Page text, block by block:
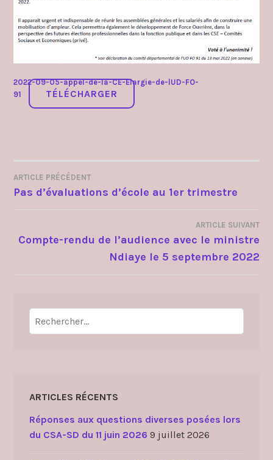
2022-09-05-appel-de-la-CE-Elargie-de-lUD-FO-
91
TÉLÉCHARGER
NAVIGATION
L’ARTICLE
ARTICLE PRÉCÉDENT
Pas d’évaluations d’école au 1er trimestre
ARTICLE SUIVANT
Compte-rendu de l’audience avec le ministre
Ndiaye le 5 septembre 2022
Rechercher :
ARTICLES RÉCENTS
Réponses aux questions diverses posées lors
du CSA-SD du 11 juin 2026 9 juillet 2026